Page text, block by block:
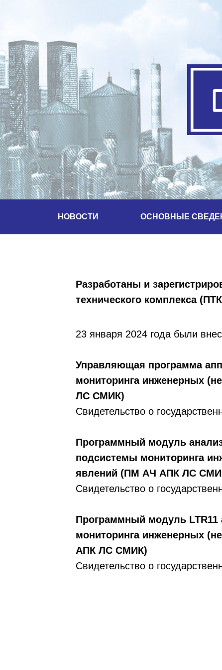
НОВОСТИ ОСНОВНЫЕ
Разработаны и
технического комплекса
23 января 2024 года были
Управляющая программа
мониторинга инженерных
ЛС СМИК)
Свидетельство о
Программный модуль
подсистемы мониторинга
явлений (ПМ AЧ АПК ЛС
Свидетельство о
Программный модуль LTR11
мониторинга инженерных
АПК ЛС СМИК)
Свидетельство о